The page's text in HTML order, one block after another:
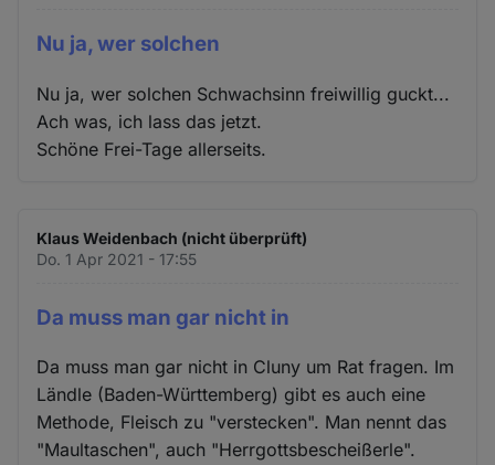
Nu ja, wer solchen
Nu ja, wer solchen Schwachsinn freiwillig guckt...
Ach was, ich lass das jetzt.
Schöne Frei-Tage allerseits.
Klaus Weidenbach (nicht überprüft)
Do. 1 Apr 2021 - 17:55
Da muss man gar nicht in
Da muss man gar nicht in Cluny um Rat fragen. Im
Ländle (Baden-Württemberg) gibt es auch eine
Methode, Fleisch zu "verstecken". Man nennt das
"Maultaschen", auch "Herrgottsbescheißerle".